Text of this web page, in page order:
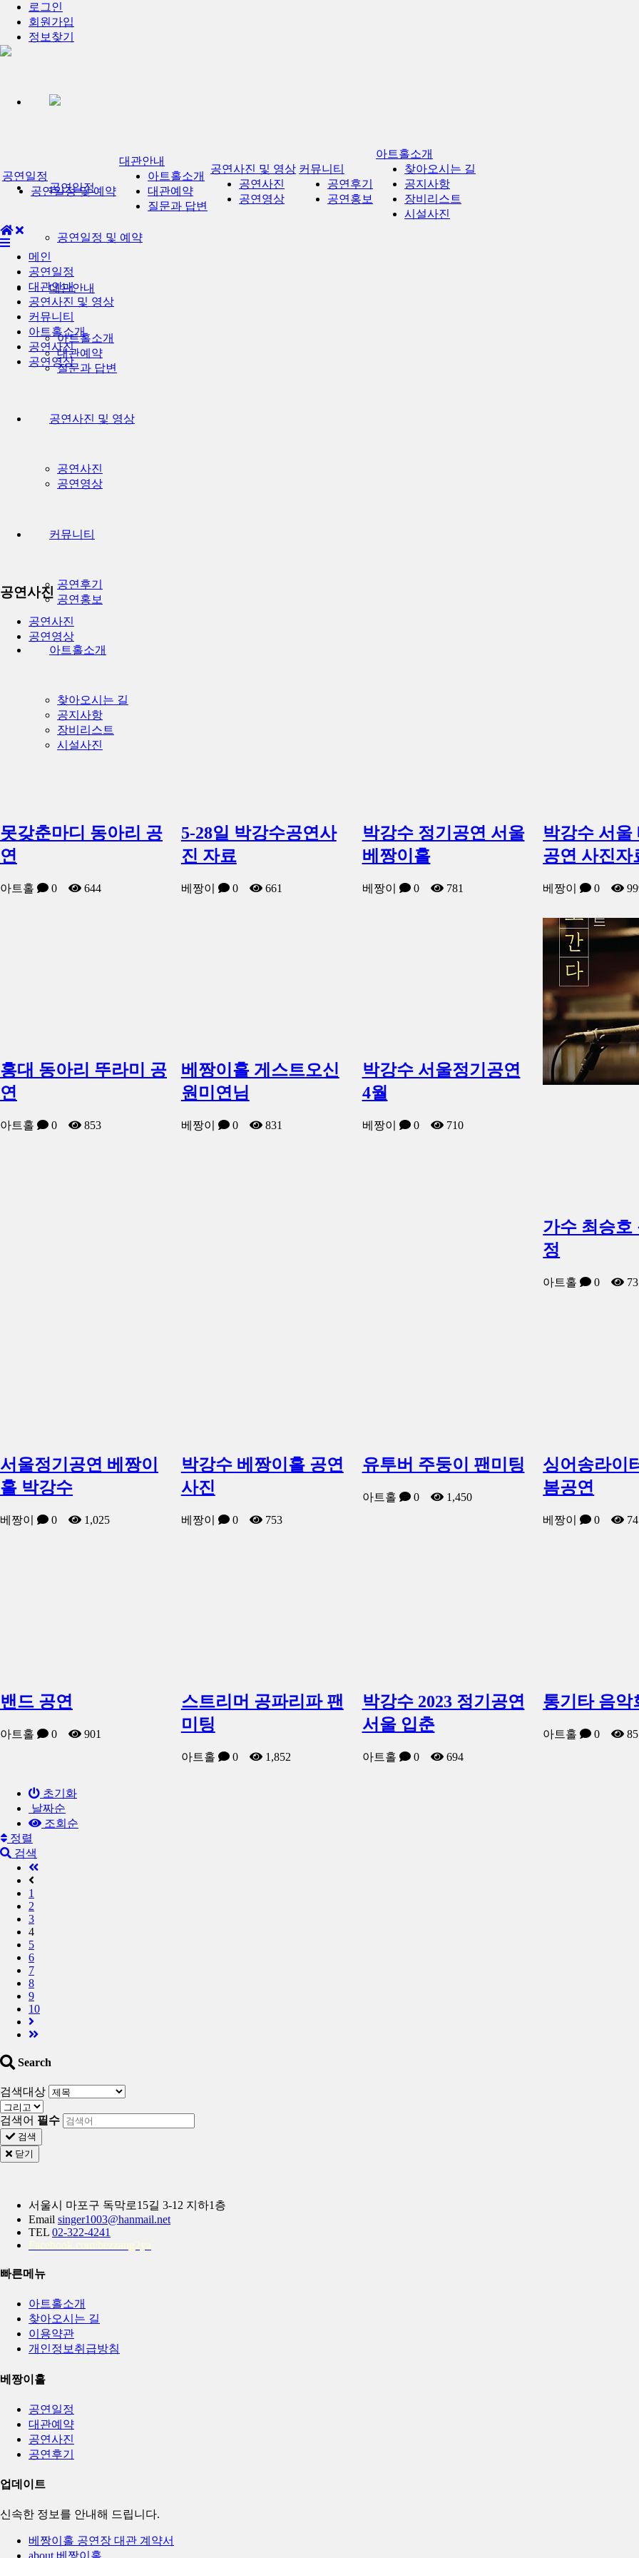
로그인
회원가입
정보찾기
공연일정
공연일정 및 예약
대관안내
아트홀소개
대관예약
질문과 답변
공연사진 및 영상
공연사진
공연영상
커뮤니티
공연후기
공연홍보
아트홀소개
찾아오시는 길
공지사항
장비리스트
시설사진
공연일정
공연일정 및 예약
대관안내
아트홀소개
대관예약
질문과 답변
공연사진 및 영상
공연사진
공연영상
커뮤니티
공연후기
공연홍보
아트홀소개
찾아오시는 길
공지사항
장비리스트
시설사진
메인
공연일정
대관안내
공연사진 및 영상
커뮤니티
아트홀소개
공연사진
공연영상
공연사진
공연사진
공연영상
못갖춘마디 동아리 공
연
아트홀 0 644
5-28일 박강수공연사
진 자료
베짱이 0 661
박강수 정기공연 서울
베짱이홀
베짱이 0 781
박강수 서울
공연 사진자
베짱이 0
홍대 동아리 뚜라미 공
연
아트홀 0 853
베짱이홀 게스트오신
원미연님
베짱이 0 831
박강수 서울정기공연
4월
베짱이 0 710
가수 최승호
정
아트홀 0
서울정기공연 베짱이
홀 박강수
베짱이 0 1,025
박강수 베짱이홀 공연
사진
베짱이 0 753
유투버 주둥이 팬미팅
아트홀 0 1,450
싱어송라이
봄공연
베짱이 0
밴드 공연
아트홀 0 901
스트리머 공파리파 팬
미팅
아트홀 0 1,852
박강수 2023 정기공연
서울 입춘
아트홀 0 694
통기타 음악
아트홀 0
초기화
날짜순
조회순
정렬
검색
1
2
3
4
5
6
7
8
9
10
Search
검색대상
검색어 필수
검색
닫기
서울시 마포구 독막로15길 3-12 지하1층
Email singer1003@hanmail.net
TEL 02-322-4241
Facebook.com/bezzang2ya
빠른메뉴
아트홀소개
찾아오시는 길
이용약관
개인정보취급방침
베짱이홀
공연일정
대관예약
공연사진
공연후기
업데이트
신속한 정보를 안내해 드립니다.
베짱이홀 공연장 대관 계약서